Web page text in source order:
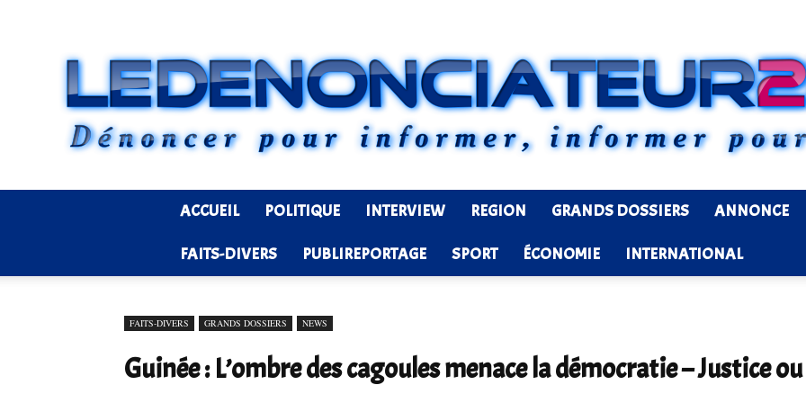
Ledenonciateur224
ACCUEIL POLITIQUE INTERVIEW REGION GRANDS DOSSIERS ANNONCE
FAITS-DIVERS PUBLIREPORTAGE SPORT ÉCONOMIE INTERNATIONAL
FAITS-DIVERS GRANDS DOSSIERS NEWS
Guinée : L’ombre des cagoules menace la démocratie – Justice